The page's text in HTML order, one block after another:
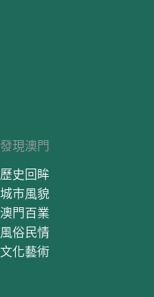
發現澳門
歷史回眸
城市風貌
澳門百業
風俗民情
文化藝術